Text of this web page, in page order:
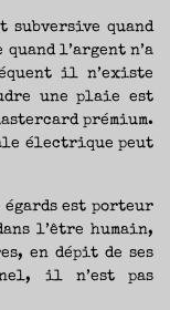
subversive quand
l’argent n’a
il n’existe
une plaie est
prémium.
électrique peut
égards est porteur
l’être humain,
en dépit de ses
il n’est pas